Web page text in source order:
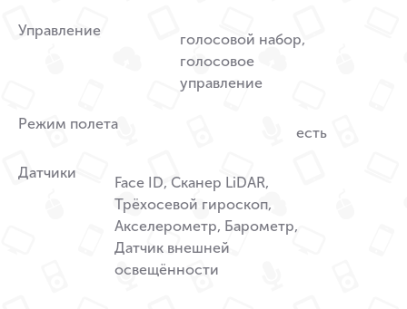
Управление
голосовой набор,
голосовое
управление
Режим полета
есть
Датчики
Face ID, Сканер LiDAR,
Трёхосевой гироскоп,
Акселерометр, Барометр,
Датчик внешней
освещённости